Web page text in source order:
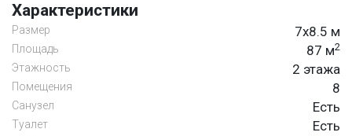
Характеристики
Размер 7х8.5 м
Площадь 87 м2
Этажность 2 этажа
Помещения 8
Санузел Есть
Туалет Есть